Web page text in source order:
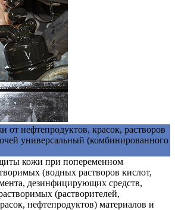
от нефтепродуктов, красок, растворов
универсальный (комбинированного
кожи при попеременном
(водных растворов кислот,
дезинфицирующих средств,
(растворителей,
нефтепродуктов) материалов и